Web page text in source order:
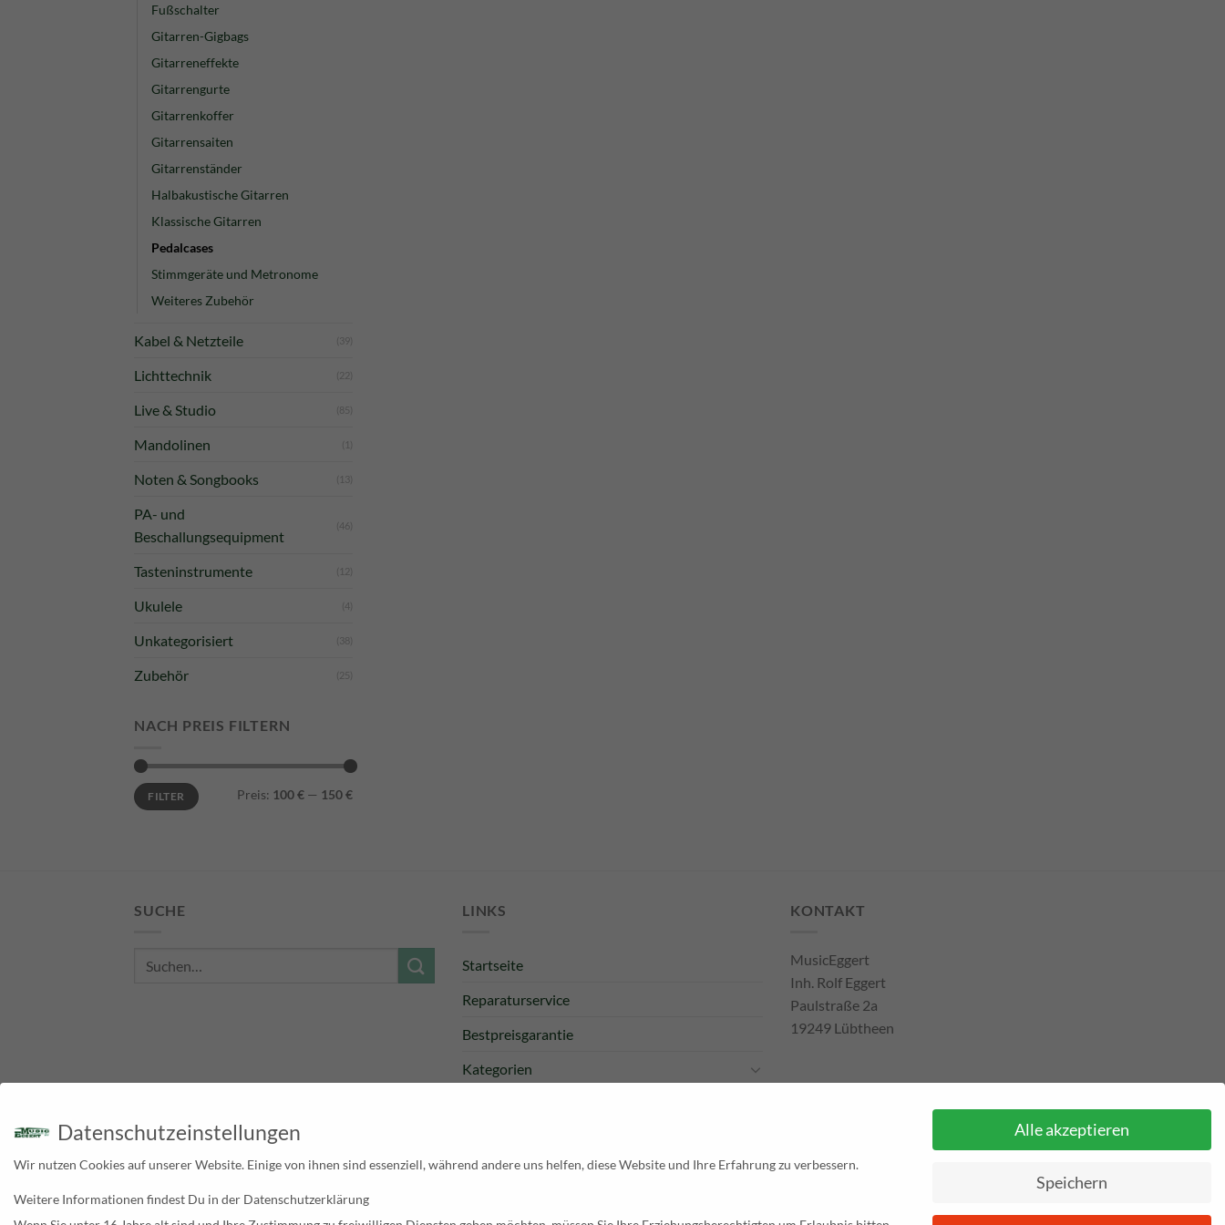
Fußschalter
Gitarren-Gigbags
Gitarreneffekte
Gitarrengurte
Gitarrenkoffer
Gitarrensaiten
Gitarrenständer
Halbakustische Gitarren
Klassische Gitarren
Pedalcases
Stimmgeräte und Metronome
Weiteres Zubehör
Kabel & Netzteile (39)
Lichttechnik (22)
Live & Studio (85)
Mandolinen (1)
Noten & Songbooks (13)
PA- und
Beschallungsequipment
(46)
Tasteninstrumente (12)
Ukulele (4)
Unkategorisiert (38)
Zubehör (25)
NACH PREIS FILTERN
Min.
Preis
Max.
PreisFILTER Preis: 100 € — 150 €
SUCHE
Suche
LINKS
Startseite
Reparaturservice
Bestpreisgarantie
Kategorien
KONTAKT
MusicEggert
Inh. Rolf Eggert
Paulstraße 2a
19249 Lübtheen
Telefon: +493885551353
PayPal E-Mail:
Datenschutzeinstellungen
Wir nutzen Cookies auf unserer Website. Einige von ihnen sind essenziell, während andere uns helfen, diese Website und Ihre Erfahrung zu verbessern.
Weitere Informationen findest Du in der Datenschutzerklärung
Alle akzeptieren
Speichern